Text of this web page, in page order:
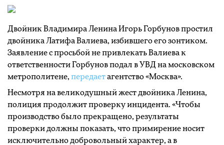
Двойник Владимира Ленина Игорь Горбунов простил
двойника Латифа Валиева, избившего его зонтиком.
Заявление с просьбой не привлекать Валиева к
ответственности Горбунов подал в УВД на московском
метрополитене, передаетагентство «Москва».
Несмотря на великодушный жест двойника Ленина,
полиция продолжит проверку инцидента. «Чтобы
производство было прекращено, результаты
проверки должны показать, что примирение носит
исключительно добровольный характер, а в